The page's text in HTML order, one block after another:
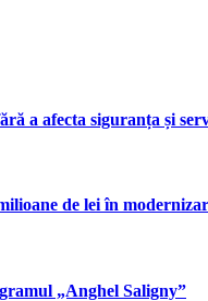
a afecta siguranța și
de lei în
„Anghel Saligny”